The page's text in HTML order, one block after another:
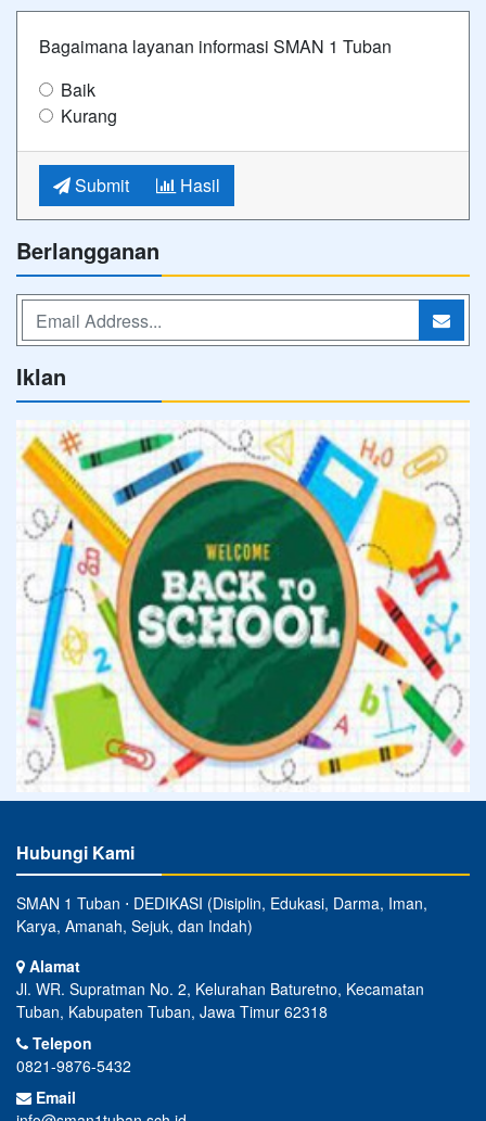
Bagaimana layanan informasi SMAN 1 Tuban
Baik
Kurang
Submit Hasil
Berlangganan
Iklan
Hubungi Kami
SMAN 1 Tuban ⋅ DEDIKASI (Disiplin, Edukasi, Darma, Iman,
Karya, Amanah, Sejuk, dan Indah)
Alamat
Jl. WR. Supratman No. 2, Kelurahan Baturetno, Kecamatan
Tuban, Kabupaten Tuban, Jawa Timur 62318
Telepon
0821-9876-5432
Email